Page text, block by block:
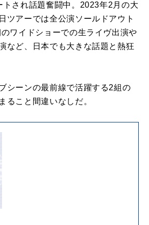
トされ話題奮闘中。2023年2月の大
ツアーでは全公演ソールドアウト
ワイドショーでの生ライヴ出演や
など、日本でも大きな話題と熱狂
シーンの最前線で活躍する2組の
ること間違いなしだ。